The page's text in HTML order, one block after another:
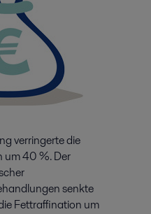
verringerte die
um 40 %. Der
senkte
Fettraffination um